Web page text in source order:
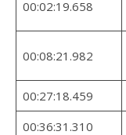
00:02:19.658
00:08:21.982
00:27:18.459
00:36:31.310